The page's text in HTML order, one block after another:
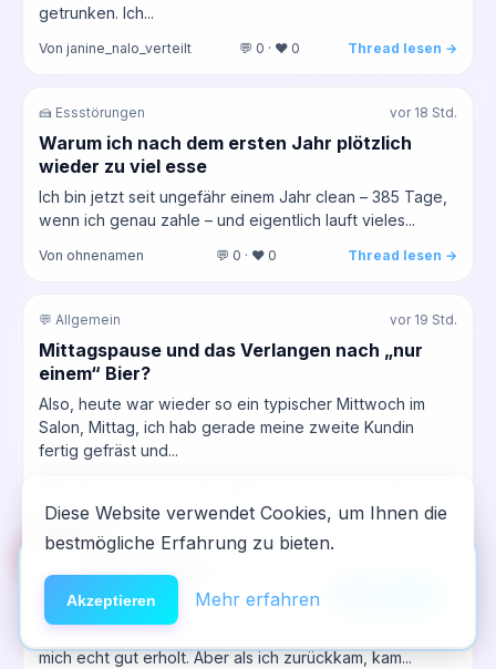
getrunken. Ich...
Von janine_nalo_verteilt 💬 0 · ❤️ 0 Thread lesen →
🍰 Essstörungen vor 18 Std.
Warum ich nach dem ersten Jahr plötzlich
wieder zu viel esse
Ich bin jetzt seit ungefähr einem Jahr clean – 385 Tage,
wenn ich genau zahle – und eigentlich lauft vieles...
Von ohnenamen 💬 0 · ❤️ 0 Thread lesen →
💬 Allgemein vor 19 Std.
Mittagspause und das Verlangen nach „nur
einem“ Bier?
Also, heute war wieder so ein typischer Mittwoch im
Salon, Mittag, ich hab gerade meine zweite Kundin
fertig gefräst und...
💜 MDMA / Ecstasy
Warum fällt es mir so schwer, clean zu bleiben,
wenn ich an Ecstasy denke
mich echt gut erholt. Aber als ich zurückkam, kam...
🆘Hilfe
NeelixberliN auf dem Homescreen —
wie eine echte App.
Diese Website verwendet Cookies, um Ihnen die
bestmögliche Erfahrung zu bieten.
Akzeptieren Mehr erfahren